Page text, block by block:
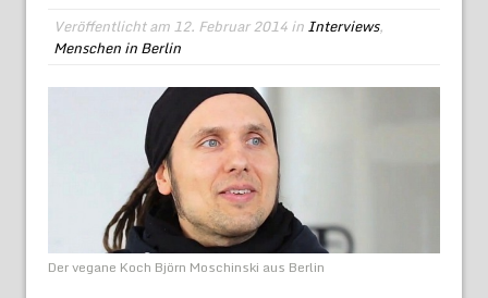
Veröffentlicht am12. Februar 2014inInterviews,
Menschen in Berlin
Der vegane Koch Björn Moschinski aus Berlin